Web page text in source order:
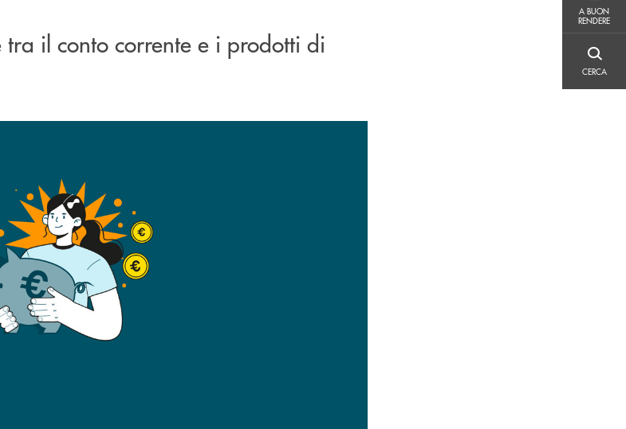
A BUON
RENDERE
CERCA
il conto corrente e i prodotti di